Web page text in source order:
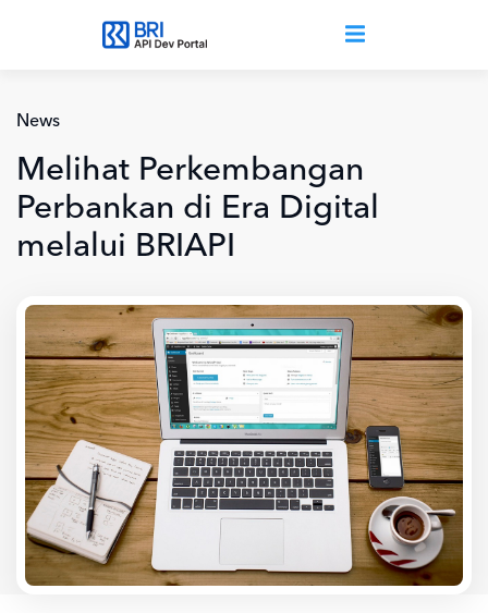
Lompat ke isi utama
News
Melihat Perkembangan
Perbankan di Era Digital
melalui BRIAPI